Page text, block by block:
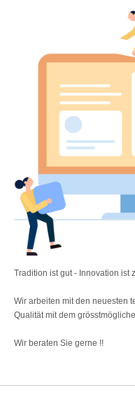
Tradition ist gut - Innovation ist
Wir arbeiten mit den neuesten
Qualität mit dem
Wir beraten Sie gerne !!